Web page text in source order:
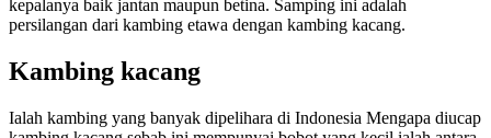
kepalanya baik jantan maupun betina. Samping ini adalah
persilangan dari kambing etawa dengan kambing kacang.
Kambing kacang
Ialah kambing yang banyak dipelihara di Indonesia Mengapa diucap